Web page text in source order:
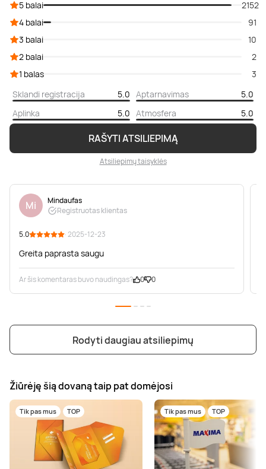
RAŠYTI ATSILIEPIMĄ
Atsiliepimų taisyklės
5 balai
2152
4 balai
91
3 balai
10
2 balai
2
1 balas
3
Sklandi registracija
5.0 Aptarnavimas
5.0
Aplinka
5.0 Atmosfera 5.0
Mi
Mindaufas
Registruotas klientas
5.0 · 2025-12-23
Greita paprasta saugu
Ar šis komentaras buvo naudingas? 0 0
Rodyti daugiau atsiliepimų
Žiūrėję šią dovaną taip pat domėjosi
Tik pas mus TOP Tik pas mus TOP